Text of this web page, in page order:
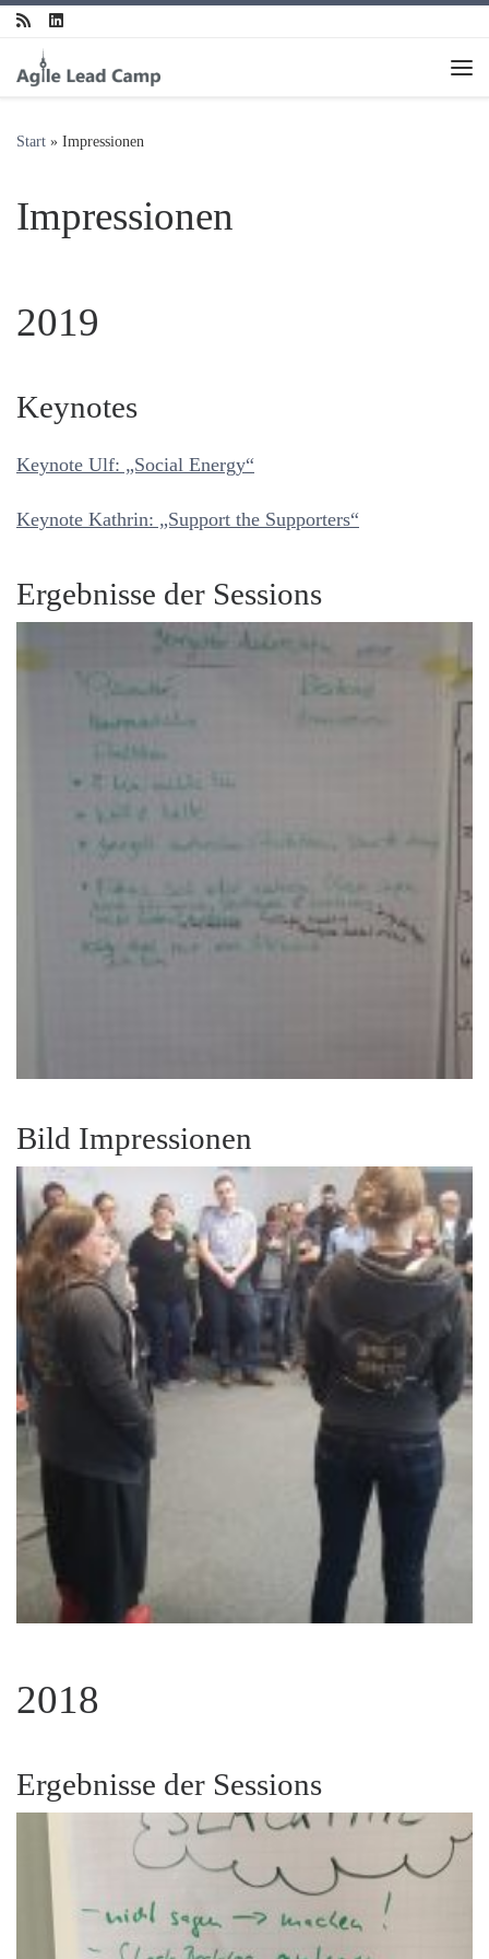
Zum Inhalt springen
Start » Impressionen
Impressionen
2019
Keynotes
Keynote Ulf: „Social Energy“
Keynote Kathrin: „Support the Supporters“
Ergebnisse der Sessions
Bild Impressionen
2018
Ergebnisse der Sessions